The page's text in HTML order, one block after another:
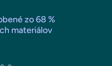
zo 68 %
materiálov